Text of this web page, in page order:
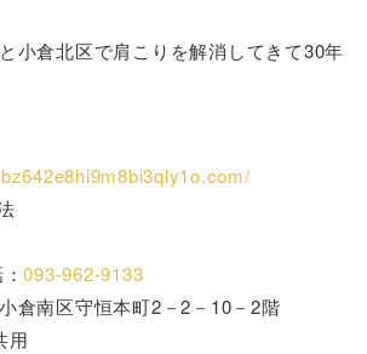
小倉北区で肩こりを解消してきて30年
：093-962-9133
倉南区守恒本町2－2－10－2階
用